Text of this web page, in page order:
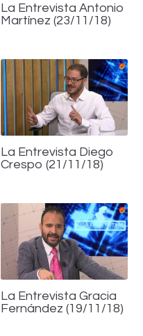
La Entrevista Antonio
Martínez (23/11/18)
La Entrevista Diego
Crespo (21/11/18)
La Entrevista Gracia
Fernández (19/11/18)